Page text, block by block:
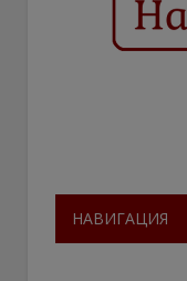
НАВИГАЦИЯ